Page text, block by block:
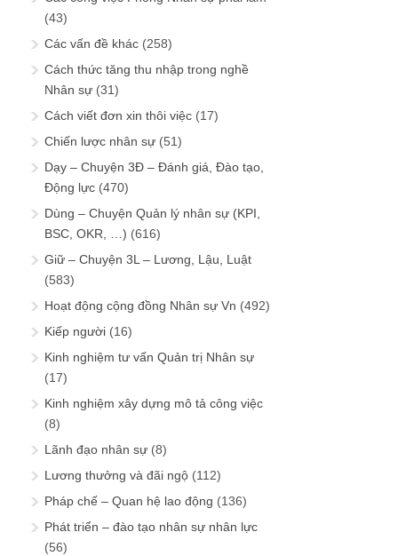
(43)
Các vấn đề khác (258)
Cách thức tăng thu nhập trong nghề
Nhân sự (31)
Cách viết đơn xin thôi việc (17)
Chiến lược nhân sự (51)
Dạy – Chuyện 3Đ – Đánh giá, Đào tạo,
Động lực (470)
Dùng – Chuyện Quản lý nhân sự (KPI,
BSC, OKR, …) (616)
Giữ – Chuyện 3L – Lương, Lậu, Luật
(583)
Hoạt động cộng đồng Nhân sự Vn (492)
Kiếp người (16)
Kinh nghiệm tư vấn Quản trị Nhân sự
(17)
Kinh nghiệm xây dựng mô tả công việc
(8)
Lãnh đạo nhân sự (8)
Lương thưởng và đãi ngộ (112)
Pháp chế – Quan hệ lao động (136)
Phát triển – đào tạo nhân sự nhân lực
(56)